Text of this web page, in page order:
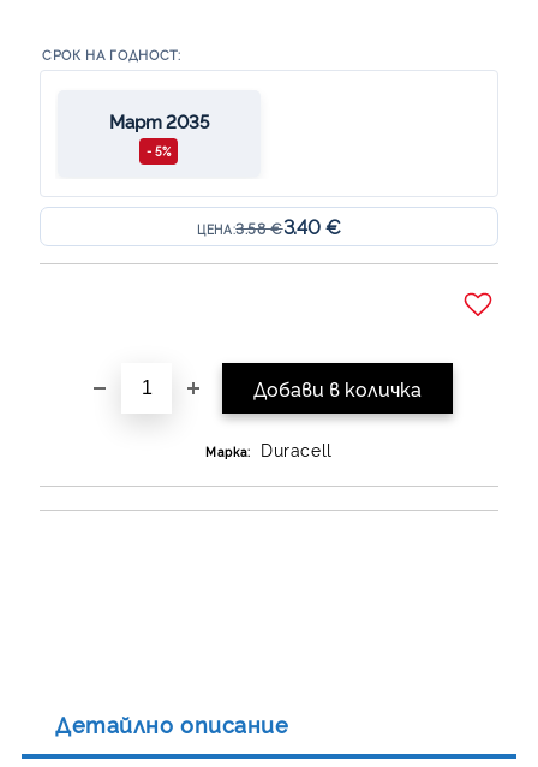
СРОК НА ГОДНОСТ:
Март 2035
- 5%
ЦЕНА:3.58 €3.40 €
Марка: Duracell
Детайлно описание